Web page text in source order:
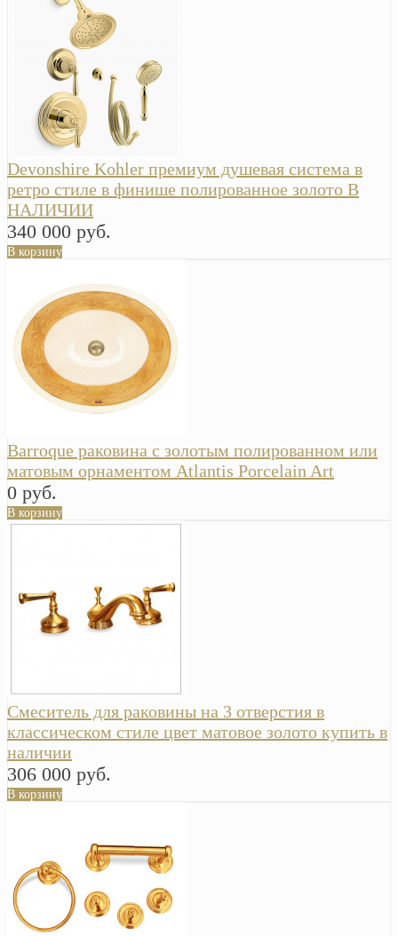
Devonshire Kohler премиум душевая система в
ретро стиле в финише полированное золото В
НАЛИЧИИ
340 000 руб.
В корзину
Barroque раковина с золотым полированном или
матовым орнаментом Atlantis Porcelain Art
0 руб.
В корзину
Смеситель для раковины на 3 отверстия в
классическом стиле цвет матовое золото купить в
наличии
306 000 руб.
В корзину